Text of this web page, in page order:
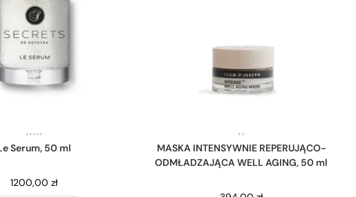
,,,,,
Serum, 50 ml
1200,00zł
,,
MASKA INTENSYWNIE REPERUJĄCO-
ODMŁADZAJĄCA WELL AGING, 50 ml